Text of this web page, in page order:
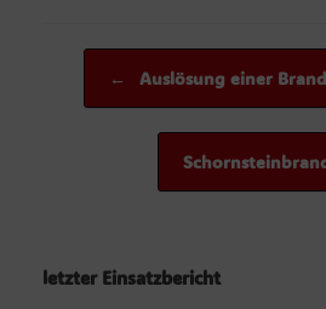
← Auslösung einer
letzter Einsatzbericht